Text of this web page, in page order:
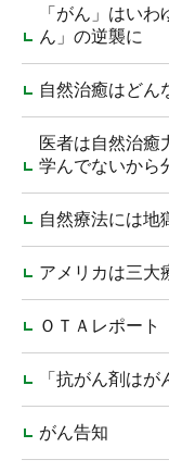
「がん」はい
ん」の逆襲に
自然治癒はどん
医者は自然治癒
学んでないから
自然療法には地
アメリカは三大
ＯＴＡレポート
「抗がん剤は
がん告知